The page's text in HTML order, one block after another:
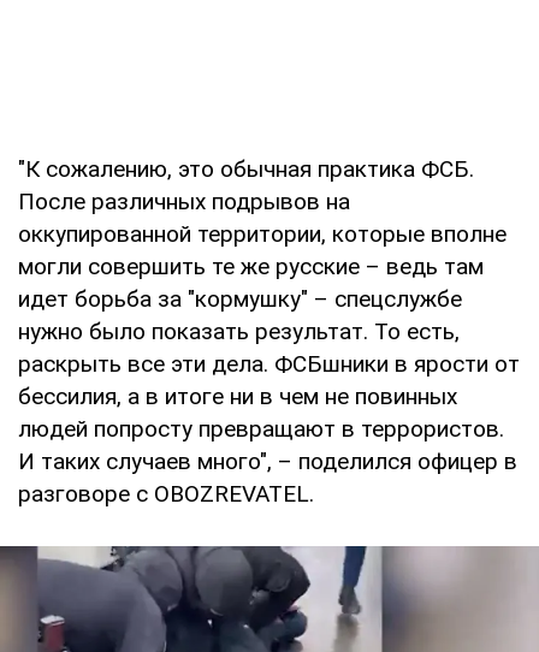
"К сожалению, это обычная практика ФСБ.
После различных подрывов на
оккупированной территории, которые вполне
могли совершить те же русские – ведь там
идет борьба за "кормушку" – спецслужбе
нужно было показать результат. То есть,
раскрыть все эти дела. ФСБшники в ярости от
бессилия, а в итоге ни в чем не повинных
людей попросту превращают в террористов.
И таких случаев много", – поделился офицер в
разговоре с OBOZREVATEL.